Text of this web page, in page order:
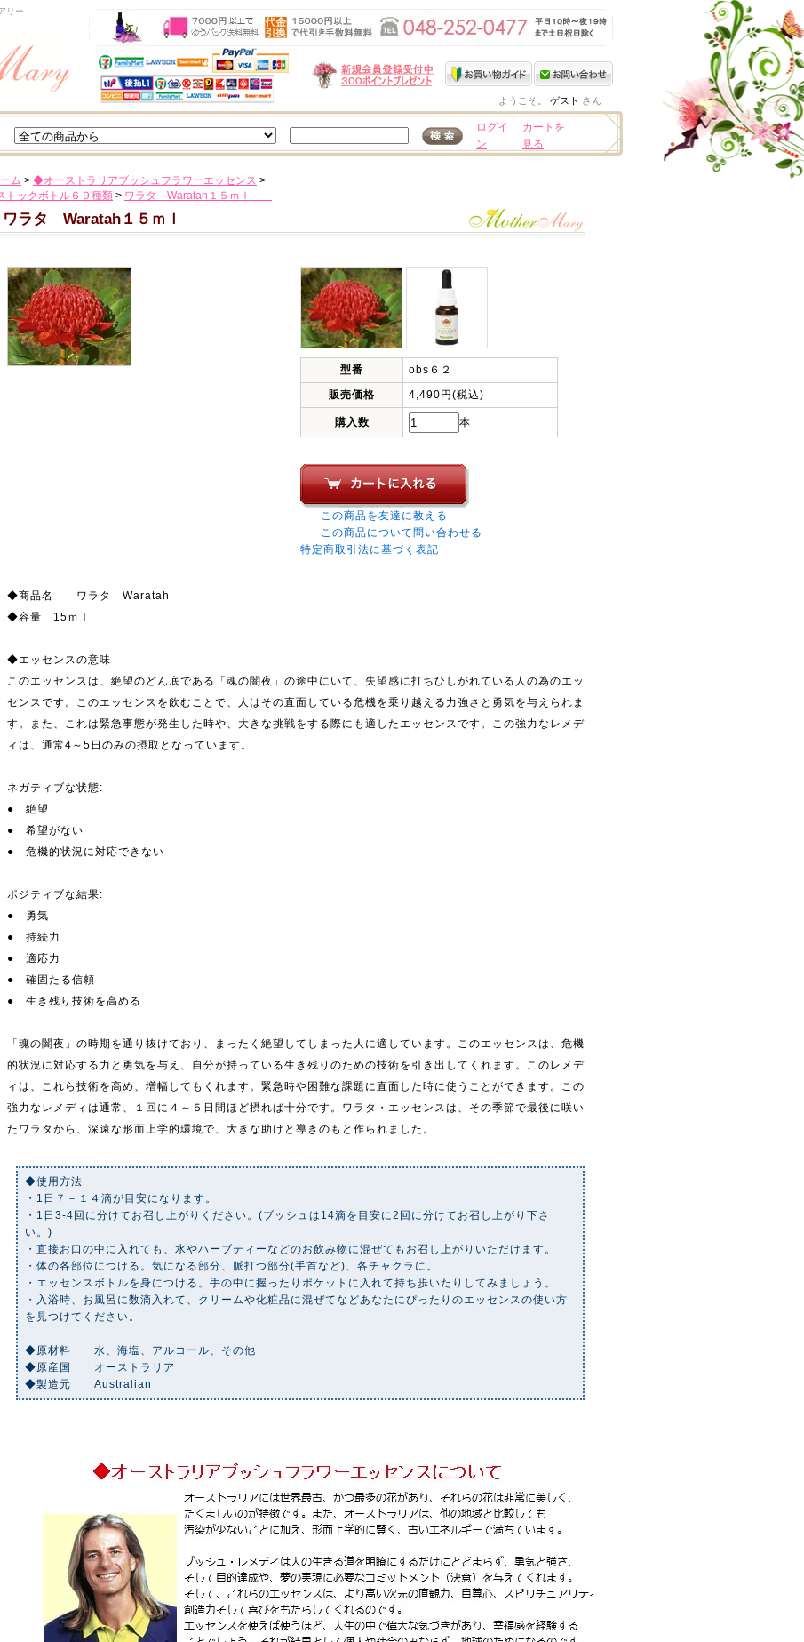
リー
ようこそ。 ゲスト さん
ログイ
ン
カートを
見る
ム > ◆オーストラリアブッシュフラワーエッセンス >
トックボトル６９種類 > ワラタ Waratah１５ｍｌ
ワラタ Waratah１５ｍｌ
型番
obs６２
販売価格
4,490円(税込)
購入数 本
この商品を友達に教える
この商品について問い合わせる
特定商取引法に基づく表記
◆商品名 ワラタ Waratah
◆容量 15ｍｌ
◆エッセンスの意味
このエッセンスは、絶望のどん底である「魂の闇夜」の途中にいて、失望感に打ちひしがれている人の為のエッ
センスです。このエッセンスを飲むことで、人はその直面している危機を乗り越える力強さと勇気を与えられま
す。また、これは緊急事態が発生した時や、大きな挑戦をする際にも適したエッセンスです。この強力なレメデ
ィは、通常4～5日のみの摂取となっています。
ネガティブな状態:
● 絶望
● 希望がない
● 危機的状況に対応できない
ポジティブな結果:
● 勇気
● 持続力
● 適応力
● 確固たる信頼
● 生き残り技術を高める
「魂の闇夜」の時期を通り抜けており、まったく絶望してしまった人に適しています。このエッセンスは、危機
的状況に対応する力と勇気を与え、自分が持っている生き残りのための技術を引き出してくれます。このレメデ
ィは、これら技術を高め、増幅してもくれます。緊急時や困難な課題に直面した時に使うことができます。この
強力なレメディは通常、１回に４～５日間ほど摂れば十分です。ワラタ・エッセンスは、その季節で最後に咲い
たワラタから、深遠な形而上学的環境で、大きな助けと導きのもと作られました。
◆使用方法
・1日７－１４滴が目安になります。
・1日3-4回に分けてお召し上がりください。(ブッシュは14滴を目安に2回に分けてお召し上がり下さ
い。)
・直接お口の中に入れても、水やハーブティーなどのお飲み物に混ぜてもお召し上がりいただけます。
・体の各部位につける。気になる部分、脈打つ部分(手首など)、各チャクラに。
・エッセンスボトルを身につける。手の中に握ったりポケットに入れて持ち歩いたりしてみましょう。
・入浴時、お風呂に数滴入れて、クリームや化粧品に混ぜてなどあなたにぴったりのエッセンスの使い方
を見つけてください。
◆原材料 水、海塩、アルコール、その他
◆原産国 オーストラリア
◆製造元 Australian